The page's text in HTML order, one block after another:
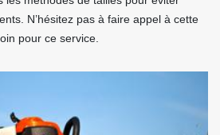
N’hésitez pas à faire appel à cette
pour ce service.